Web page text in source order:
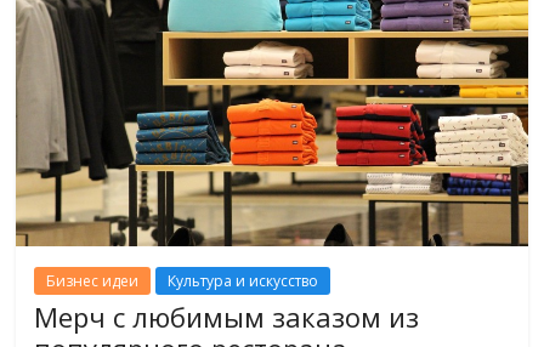
Бизнес идеи Культура и искусство
Мерч с любимым заказом из